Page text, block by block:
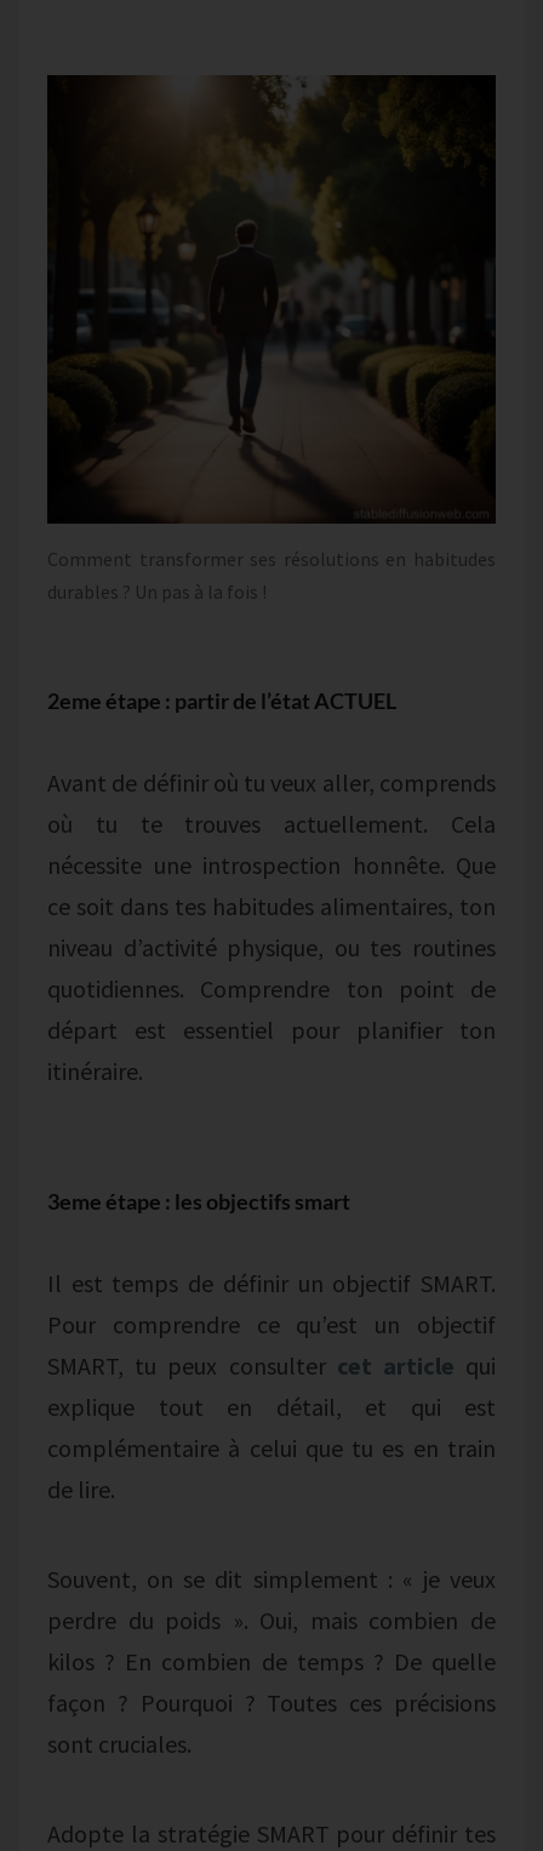
Comment transformer ses résolutions en habitudes
durables ? Un pas à la fois !
2eme étape : partir de l’état ACTUEL
Avant de définir où tu veux aller, comprends
où tu te trouves actuellement. Cela
nécessite une introspection honnête. Que
ce soit dans tes habitudes alimentaires, ton
niveau d’activité physique, ou tes routines
quotidiennes. Comprendre ton point de
départ est essentiel pour planifier ton
itinéraire.
3eme étape : les objectifs smart
Il est temps de définir un objectif SMART.
Pour comprendre ce qu’est un objectif
SMART, tu peux consulter cet article qui
explique tout en détail, et qui est
complémentaire à celui que tu es en train
de lire.
Souvent, on se dit simplement : « je veux
perdre du poids ». Oui, mais combien de
kilos ? En combien de temps ? De quelle
façon ? Pourquoi ? Toutes ces précisions
sont cruciales.
Adopte la stratégie SMART pour définir tes